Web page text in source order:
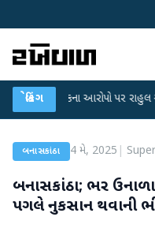
બ્રેકિંગ
લીકના આરોપો પર રાહુલ ગાંધીએ કેન્દ્ર
બનાસકાંઠા 4 મે, 2025
બનાસકાંઠા; ભર
પગલે નુકસાન થવાની